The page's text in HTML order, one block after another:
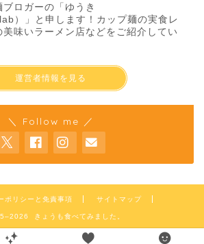
ロガーの「ゆうき
）」と申します！カップ麺の実食レ
美味いラーメン店などをご紹介してい
運営者情報を見る
＼ Follow me ／
ポリシーと免責事項 サイトマップ
きょうも食べてみました。